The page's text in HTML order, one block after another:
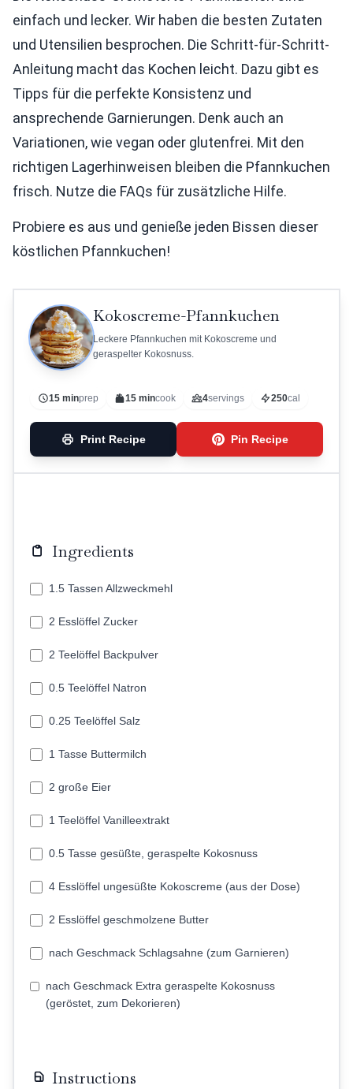
einfach und lecker. Wir haben die besten Zutaten
und Utensilien besprochen. Die Schritt-für-Schritt-
Anleitung macht das Kochen leicht. Dazu gibt es
Tipps für die perfekte Konsistenz und
ansprechende Garnierungen. Denk auch an
Variationen, wie vegan oder glutenfrei. Mit den
richtigen Lagerhinweisen bleiben die Pfannkuchen
frisch. Nutze die FAQs für zusätzliche Hilfe.
Probiere es aus und genieße jeden Bissen dieser
köstlichen Pfannkuchen!
Kokoscreme-Pfannkuchen
Leckere Pfannkuchen mit Kokoscreme und
geraspelter Kokosnuss.
15 minprep 15 mincook 4servings 250cal
Print Recipe Pin Recipe
Ingredients
1.5 Tassen Allzweckmehl
2 Esslöffel Zucker
2 Teelöffel Backpulver
0.5 Teelöffel Natron
0.25 Teelöffel Salz
1 Tasse Buttermilch
2 große Eier
1 Teelöffel Vanilleextrakt
0.5 Tasse gesüßte, geraspelte Kokosnuss
4 Esslöffel ungesüßte Kokoscreme (aus der Dose)
2 Esslöffel geschmolzene Butter
nach Geschmack Schlagsahne (zum Garnieren)
nach Geschmack Extra geraspelte Kokosnuss
(geröstet, zum Dekorieren)
Instructions